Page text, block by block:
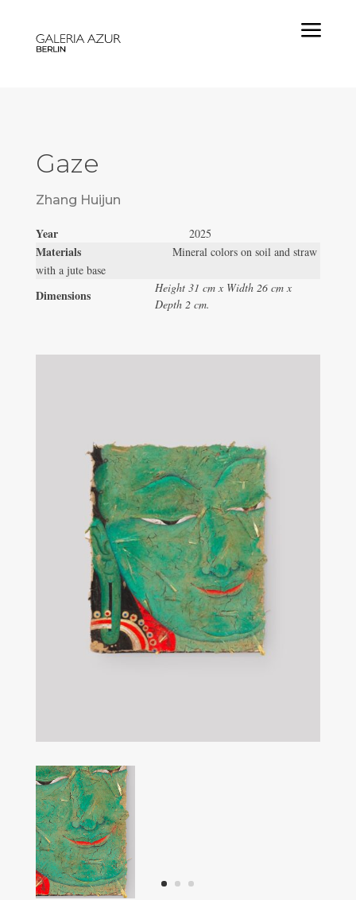
a
Gaze
Zhang Huijun
Year 2025
Materials Mineral colors on soil and straw
with a jute base
Dimensions
Height 31 cm x Width 26 cm x
Depth 2 cm.